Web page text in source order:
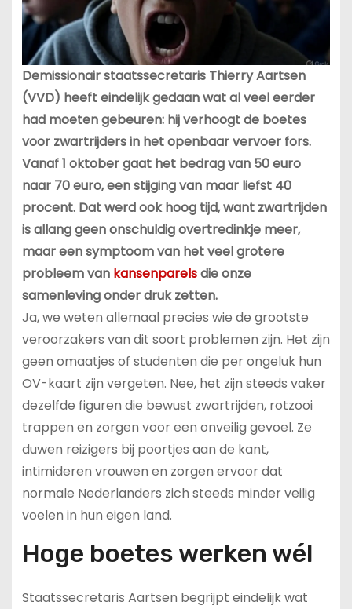
Demissionair staatssecretaris Thierry Aartsen
(VVD) heeft eindelijk gedaan wat al veel eerder
had moeten gebeuren: hij verhoogt de boetes
voor zwartrijders in het openbaar vervoer fors.
Vanaf 1 oktober gaat het bedrag van 50 euro
naar 70 euro, een stijging van maar liefst 40
procent. Dat werd ook hoog tijd, want zwartrijden
is allang geen onschuldig overtredinkje meer,
maar een symptoom van het veel grotere
probleem van kansenparelsdie onze
samenleving onder druk zetten.
Ja, we weten allemaal precies wie de grootste
veroorzakers van dit soort problemen zijn. Het zijn
geen omaatjes of studenten die per ongeluk hun
OV-kaart zijn vergeten. Nee, het zijn steeds vaker
dezelfde figuren die bewust zwartrijden, rotzooi
trappen en zorgen voor een onveilig gevoel. Ze
duwen reizigers bij poortjes aan de kant,
intimideren vrouwen en zorgen ervoor dat
normale Nederlanders zich steeds minder veilig
voelen in hun eigen land.
Hoge boetes werken wél
Staatssecretaris Aartsen begrijpt eindelijk wat